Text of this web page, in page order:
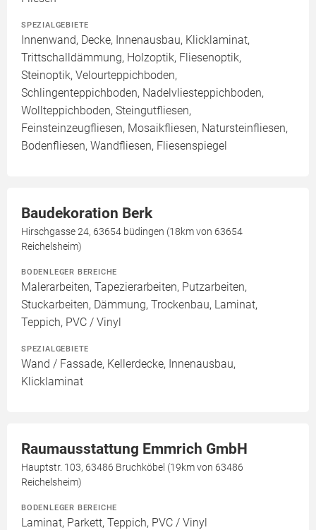
SPEZIALGEBIETE
Innenwand, Decke, Innenausbau, Klicklaminat,
Trittschalldämmung, Holzoptik, Fliesenoptik,
Steinoptik, Velourteppichboden,
Schlingenteppichboden, Nadelvliesteppichboden,
Wollteppichboden, Steingutfliesen,
Feinsteinzeugfliesen, Mosaikfliesen, Natursteinfliesen,
Bodenfliesen, Wandfliesen, Fliesenspiegel
Baudekoration Berk
Hirschgasse 24, 63654 büdingen (18km von 63654
Reichelsheim)
BODENLEGER BEREICHE
Malerarbeiten, Tapezierarbeiten, Putzarbeiten,
Stuckarbeiten, Dämmung, Trockenbau, Laminat,
Teppich, PVC / Vinyl
SPEZIALGEBIETE
Wand / Fassade, Kellerdecke, Innenausbau,
Klicklaminat
Raumausstattung Emmrich GmbH
Hauptstr. 103, 63486 Bruchköbel (19km von 63486
Reichelsheim)
BODENLEGER BEREICHE
Laminat, Parkett, Teppich, PVC / Vinyl